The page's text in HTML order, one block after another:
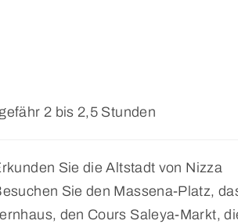
2 bis 2,5 Stunden
Sie die Altstadt von Nizza
Sie den Massena-Platz,
den Cours Saleya-Markt,